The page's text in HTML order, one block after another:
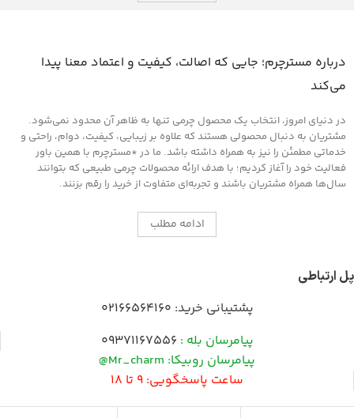
درباره مسترچرم؛ جایی که اصالت، کیفیت و اعتماد معنا پیدا
می‌کند
در دنیای امروز، انتخاب یک محصول چرمی تنها به ظاهر آن محدود نمی‌شود.
مشتریان به دنبال محصولی هستند که علاوه بر زیبایی، کیفیت، دوام، راحتی و
خدماتی مطمئن را نیز به همراه داشته باشد. ما در *مسترچرم با همین باور
فعالیت خود را آغاز کردیم؛ با هدف ارائه محصولات چرمی طبیعی که بتوانند
سال‌ها همراه مشتریان باشند و تجربه‌ای متفاوت از خرید را رقم بزنند.
ادامه مطلب
پل ارتباطی
پشتیبانی خرید: 02166564160
پیامرسان بله : 09371167556
پیامرسان روبیکا: Mr_charm@
ساعت پاسخگویی: 9 تا 18